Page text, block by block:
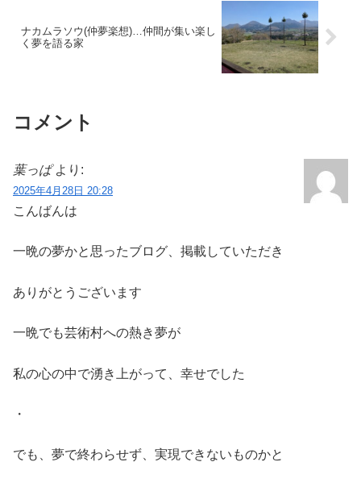
ナカムラソウ(仲夢楽想)…仲間が集い楽し
く夢を語る家
コメント
葉っぱ より:
2025年4月28日 20:28
こんばんは
一晩の夢かと思ったブログ、掲載していただき
ありがとうございます
一晩でも芸術村への熱き夢が
私の心の中で湧き上がって、幸せでした
・
でも、夢で終わらせず、実現できないものかと